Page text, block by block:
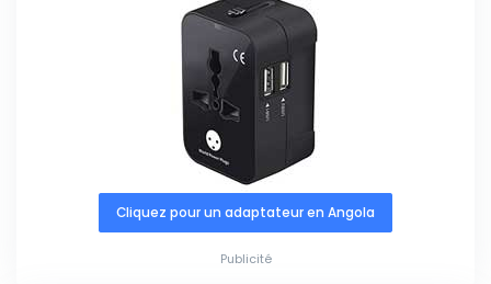
Cliquez pour un adaptateur en Angola
Publicité